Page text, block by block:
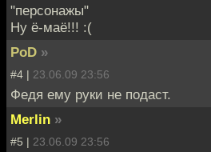
"персонажы"
Ну ё-маё!!! :(
PoD »
#4 | 23.06.09 23:56
Федя ему руки не подаст.
Merlin »
#5 | 23.06.09 23:56